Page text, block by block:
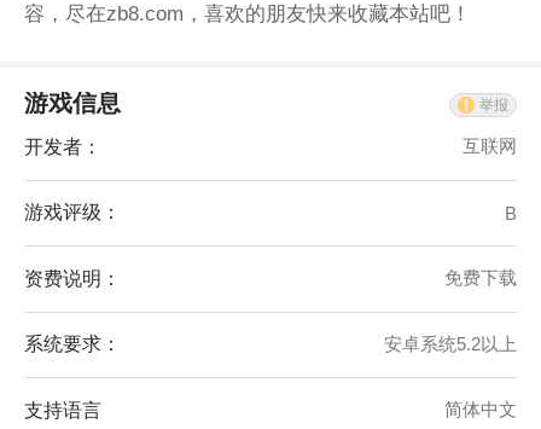
容，尽在zb8.com，喜欢的朋友快来收藏本站吧！
游戏信息 举报
开发者： 互联网
游戏评级： B
资费说明： 免费下载
系统要求： 安卓系统5.2以上
支持语言 简体中文